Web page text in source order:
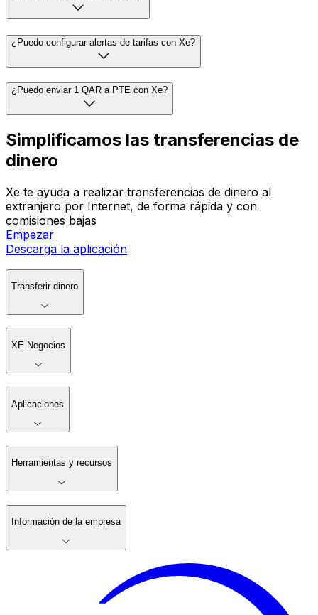
¿Puedo configurar alertas de tarifas con Xe?
¿Puedo enviar 1 QAR a PTE con Xe?
Simplificamos las transferencias de
dinero
Xe te ayuda a realizar transferencias de dinero al
extranjero por Internet, de forma rápida y con
comisiones bajas
Empezar
Descarga la aplicación
Transferir dinero
XE Negocios
Aplicaciones
Herramientas y recursos
Información de la empresa